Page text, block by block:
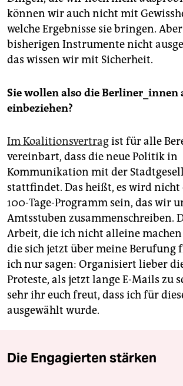
können wir auch nicht mit
welche Ergebnisse sie bringen.
bisherigen Instrumente nicht
das wissen wir mit Sicherheit.
Sie wollen also die
einbeziehen?
Im Koalitionsvertragist für alle
vereinbart, dass die neue Politik in
Kommunikation mit der
stattfindet. Das heißt, es wird nicht
100-Tage-Programm sein, das wir
Amtsstuben zusammenschreiben.
Arbeit, die ich nicht alleine
die sich jetzt über meine Berufung
ich nur sagen: Organisiert lieber
Proteste, als jetzt lange E-Mails zu
sehr ihr euch freut, dass ich für
ausgewählt wurde.
Die Engagierten stärken